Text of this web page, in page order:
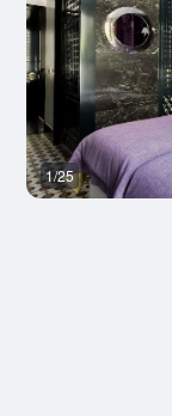
1/25